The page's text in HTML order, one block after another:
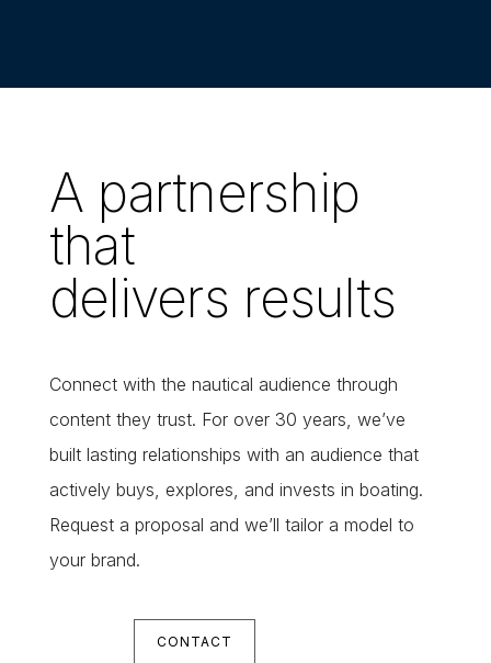
A partnership
that
delivers results
Connect with the nautical audience through
content they trust. For over 30 years, we’ve
built lasting relationships with an audience that
actively buys, explores, and invests in boating.
Request a proposal and we’ll tailor a model to
your brand.
CONTACT